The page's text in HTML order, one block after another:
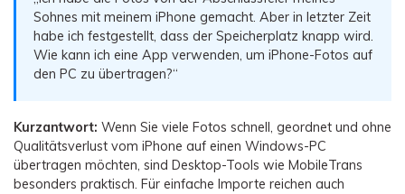
WEITERE THEMEN ERKUNDEN
Preise für die App
Geschäftsplan
Bildungsplan
Lernen
Hilfe erhalten
Suche
Herunterladen
Sohnes mit meinem iPhone gemacht. Aber in letzter Zeit
habe ich festgestellt, dass der Speicherplatz knapp wird.
Wie kann ich eine App verwenden, um iPhone-Fotos auf
den PC zu übertragen?“
Kurzantwort: Wenn Sie viele Fotos schnell, geordnet und ohne
Qualitätsverlust vom iPhone auf einen Windows-PC
übertragen möchten, sind Desktop-Tools wie MobileTrans
besonders praktisch. Für einfache Importe reichen auch